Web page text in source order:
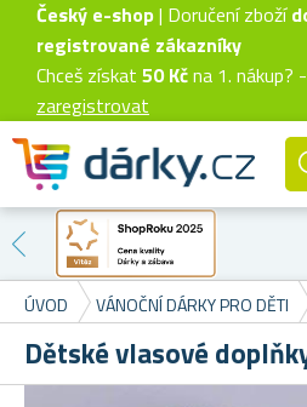
Český e-shop| Doručení zboží
registrované zákazníky
Chceš získat 50 Kčna 1. nákup? -
zaregistrovat
Rychlý výběr
na 3 kliknutí
ÚVOD VÁNOČNÍ DÁRKY PRO DĚTI
Dětské vlasové